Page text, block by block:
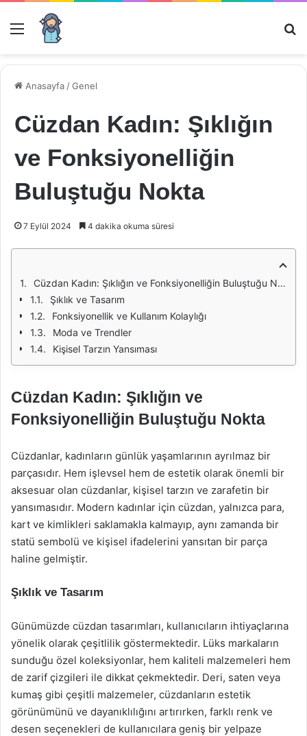
Menü
Anasayfa /Genel
Cüzdan Kadın: Şıklığın
ve Fonksiyonelliğin
Buluştuğu Nokta
7 Eylül 2024 4 dakika okuma süresi
Cüzdan Kadın: Şıklığın ve Fonksiyonelliğin Buluştuğu Nokta
Şıklık ve Tasarım
Fonksiyonellik ve Kullanım Kolaylığı
Moda ve Trendler
Kişisel Tarzın Yansıması
Cüzdan Kadın: Şıklığın ve
Fonksiyonelliğin Buluştuğu Nokta
Cüzdanlar, kadınların günlük yaşamlarının ayrılmaz bir
parçasıdır. Hem işlevsel hem de estetik olarak önemli bir
aksesuar olan cüzdanlar, kişisel tarzın ve zarafetin bir
yansımasıdır. Modern kadınlar için cüzdan, yalnızca para,
kart ve kimlikleri saklamakla kalmayıp, aynı zamanda bir
statü sembolü ve kişisel ifadelerini yansıtan bir parça
haline gelmiştir.
Şıklık ve Tasarım
Günümüzde cüzdan tasarımları, kullanıcıların ihtiyaçlarına
yönelik olarak çeşitlilik göstermektedir. Lüks markaların
sunduğu özel koleksiyonlar, hem kaliteli malzemeleri hem
de zarif çizgileri ile dikkat çekmektedir. Deri, saten veya
kumaş gibi çeşitli malzemeler, cüzdanların estetik
görünümünü ve dayanıklılığını artırırken, farklı renk ve
desen seçenekleri de kullanıcılara geniş bir yelpaze